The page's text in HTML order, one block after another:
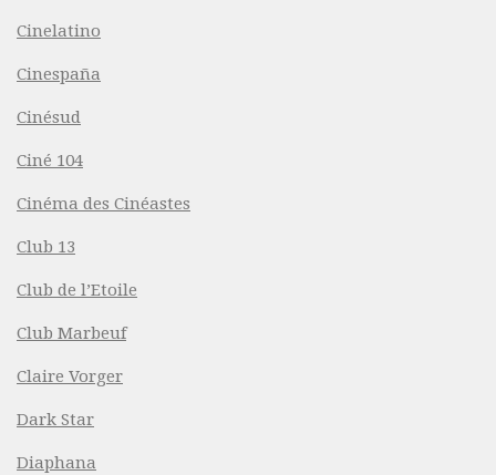
Cinelatino
Cinespaña
Cinésud
Ciné 104
Cinéma des Cinéastes
Club 13
Club de l’Etoile
Club Marbeuf
Claire Vorger
Dark Star
Diaphana